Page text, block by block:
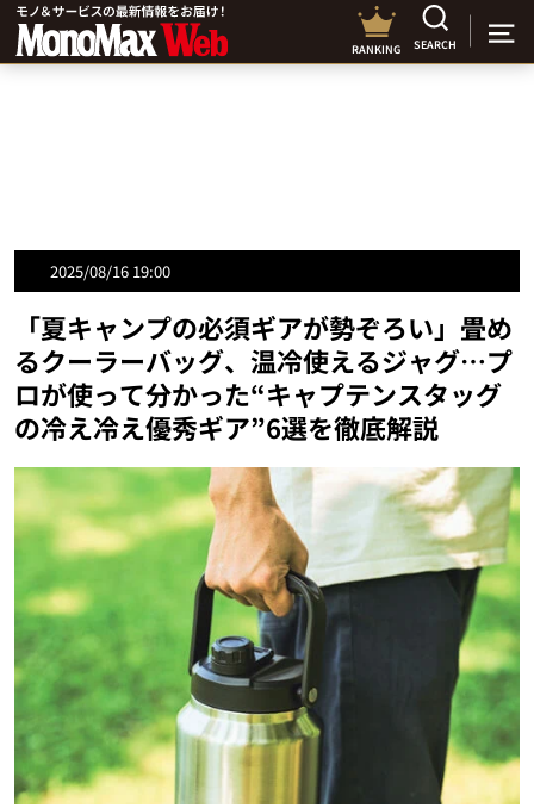
RANKING SEARCH
2025/08/16 19:00
「夏キャンプの必須ギアが勢ぞろい」畳め
るクーラーバッグ、温冷使えるジャグ…プ
ロが使って分かった“キャプテンスタッグ
の冷え冷え優秀ギア”6選を徹底解説